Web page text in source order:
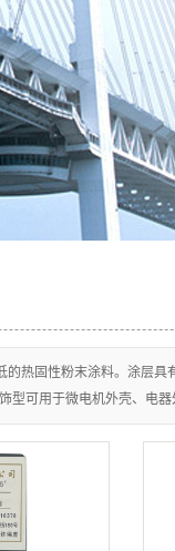
的热固性粉末涂料。涂层
型可用于微电机外壳、电器